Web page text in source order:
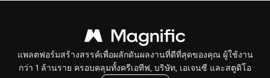
แพลตฟอร์มสร้างสรรค์เพื่อผลักดันผลงานที่ดีที่สุดของคุณ ผู้ใช้งาน
กว่า 1 ล้านราย ครอบคลุมทั้งครีเอทีฟ, บริษัท, เอเจนซี และสตูดิโอ